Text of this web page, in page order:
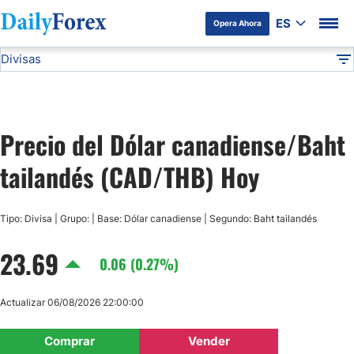
Opera Ahora ES
Divulgación del Anunciante
Divisas
USD/JPY
GBP/USD
AUD/USD
Precio del Dólar canadiense/Baht
tailandés (CAD/THB) Hoy
Tipo: Divisa | Grupo: | Base: Dólar canadiense | Segundo: Baht tailandés
23.69 0.06 (0.27%)
Comprar Vender
Actualizar 06/08/2026 22:00:00